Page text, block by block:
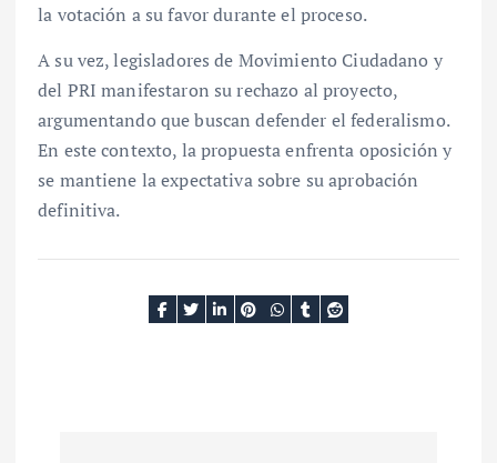
la votación a su favor durante el proceso.
A su vez, legisladores de Movimiento Ciudadano y
del PRI manifestaron su rechazo al proyecto,
argumentando que buscan defender el federalismo.
En este contexto, la propuesta enfrenta oposición y
se mantiene la expectativa sobre su aprobación
definitiva.